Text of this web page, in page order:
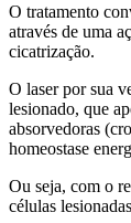
O tratamento
através de uma
cicatrização.
O laser por sua
lesionado, que
absorvedoras
homeostase
Ou seja, com o
células